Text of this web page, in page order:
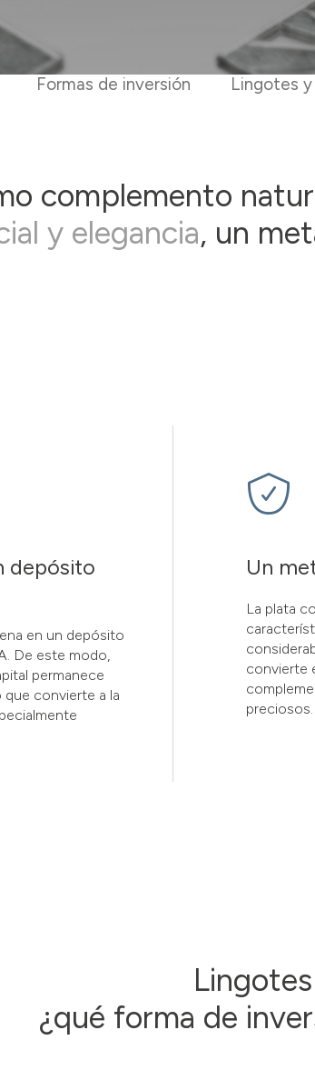
Formas de inversión Lingotes
complemento
y elegancia, un
depósito
en un depósito
De este modo,
permanece
convierte a la
Un
La plata
convierte
preciosos.
¿qué forma de